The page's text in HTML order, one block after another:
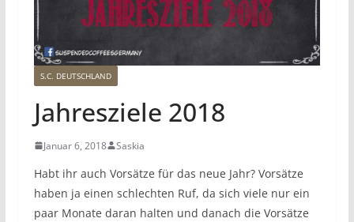
S.C. DEUTSCHLAND
Jahresziele 2018
Januar 6, 2018 Saskia
Habt ihr auch Vorsätze für das neue Jahr? Vorsätze
haben ja einen schlechten Ruf, da sich viele nur ein
paar Monate daran halten und danach die Vorsätze